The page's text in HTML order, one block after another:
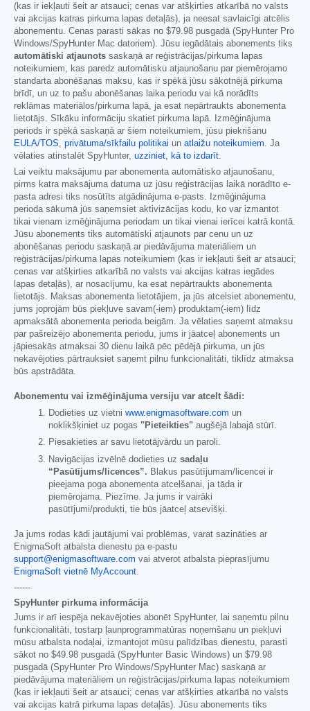
(kas ir iekļauti šeit ar atsauci; cenas var atšķirties atkarībā no valsts
vai akcijas katras pirkuma lapas detaļās), ja neesat savlaicīgi atcēlis
abonementu. Cenas parasti sākas no $79.98 pusgadā (SpyHunter Pro
Windows/SpyHunter Mac datoriem). Jūsu iegādātais abonements tiks
automātiski atjaunots saskaņā ar reģistrācijas/pirkuma lapas
noteikumiem, kas paredz automātisku atjaunošanu par piemērojamo
standarta abonēšanas maksu, kas ir spēkā jūsu sākotnējā pirkuma
brīdī, un uz to pašu abonēšanas laika periodu vai kā norādīts
reklāmas materiālos/pirkuma lapā, ja esat nepārtraukts abonementa
lietotājs. Sīkāku informāciju skatiet pirkuma lapā. Izmēģinājuma
periods ir spēkā saskaņā ar šiem noteikumiem, jūsu piekrišanu
EULA/TOS, privātuma/sīkfailu politikai un atlaižu noteikumiem. Ja
vēlaties atinstalēt SpyHunter, uzziniet, kā to izdarīt.
Lai veiktu maksājumu par abonementa automātisko atjaunošanu,
pirms katra maksājuma datuma uz jūsu reģistrācijas laikā norādīto e-
pasta adresi tiks nosūtīts atgādinājuma e-pasts. Izmēģinājuma
perioda sākumā jūs saņemsiet aktivizācijas kodu, ko var izmantot
tikai vienam izmēģinājuma periodam un tikai vienai ierīcei katrā kontā.
Jūsu abonements tiks automātiski atjaunots par cenu un uz
abonēšanas periodu saskaņā ar piedāvājuma materiāliem un
reģistrācijas/pirkuma lapas noteikumiem (kas ir iekļauti šeit ar atsauci;
cenas var atšķirties atkarībā no valsts vai akcijas katras iegādes
lapas detaļās), ar nosacījumu, ka esat nepārtraukts abonementa
lietotājs. Maksas abonementa lietotājiem, ja jūs atcelsiet abonementu,
jums joprojām būs piekļuve savam(-iem) produktam(-iem) līdz
apmaksātā abonementa perioda beigām. Ja vēlaties saņemt atmaksu
par pašreizējo abonementa periodu, jums ir jāatceļ abonements un
jāpiesakās atmaksai 30 dienu laikā pēc pēdējā pirkuma, un jūs
nekavējoties pārtrauksiet saņemt pilnu funkcionalitāti, tiklīdz atmaksa
būs apstrādāta.
Abonementu vai izmēģinājuma versiju var atcelt šādi:
Dodieties uz vietni www.enigmasoftware.com un
noklikšķiniet uz pogas "Pieteikties" augšējā labajā stūrī.
Piesakieties ar savu lietotājvārdu un paroli.
Navigācijas izvēlnē dodieties uz sadaļu
“Pasūtījums/licences”. Blakus pasūtījumam/licencei ir
pieejama poga abonementa atcelšanai, ja tāda ir
piemērojama. Piezīme. Ja jums ir vairāki
pasūtījumi/produkti, tie būs jāatceļ atsevišķi.
Ja jums rodas kādi jautājumi vai problēmas, varat sazināties ar
EnigmaSoft atbalsta dienestu pa e-pastu
support@enigmasoftware.com vai atverot atbalsta pieprasījumu
EnigmaSoft vietnē MyAccount
------
SpyHunter pirkuma informācija
Jums ir arī iespēja nekavējoties abonēt SpyHunter, lai saņemtu pilnu
funkcionalitāti, tostarp ļaunprogrammatūras noņemšanu un piekļuvi
mūsu atbalsta nodaļai, izmantojot mūsu palīdzības dienestu, parasti
sākot no $49.98 pusgadā (SpyHunter Basic Windows) un $79.98
pusgadā (SpyHunter Pro Windows/SpyHunter Mac) saskaņā ar
piedāvājuma materiāliem un reģistrācijas/pirkuma lapas noteikumiem
(kas ir iekļauti šeit ar atsauci; cenas var atšķirties atkarībā no valsts
vai akcijas katrā pirkuma lapas detaļās). Jūsu abonements tiks